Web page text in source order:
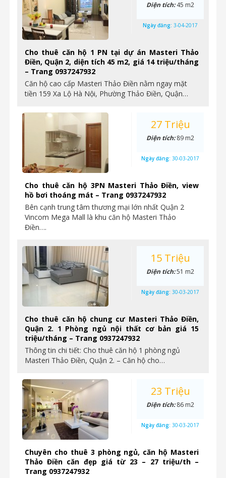
Cho thuê căn hộ 1 PN tại dự án Masteri Thảo
Điền, Quận 2, diện tích 45 m2, giá 14 triệu/tháng
– Trang 0937247932
Căn hộ cao cấp Masteri Thảo Điền nằm ngay mặt
tiền 159 Xa Lộ Hà Nội, Phường Thảo Điền, Quận…
Diện tích:45 m2
Ngày đăng: 3-04-2017
Cho thuê căn hộ 3PN Masteri Thảo Điền, view
hồ bơi thoáng mát – Trang 0937247932
Bên cạnh trung tâm thương mại lớn nhất Quận 2
Vincom Mega Mall là khu căn hộ Masteri Thảo
Điền….
27 Triệu
Diện tích:89 m2
Ngày đăng: 30-03-2017
Cho thuê căn hộ chung cư Masteri Thảo Điền,
Quận 2. 1 Phòng ngủ nội thất cơ bản giá 15
triệu/tháng – Trang 0937247932
Thông tin chi tiết: Cho thuê căn hộ 1 phòng ngủ
Masteri Thảo Điền, Quận 2. – Căn hộ cho…
15 Triệu
Diện tích:51 m2
Ngày đăng: 30-03-2017
Chuyên cho thuê 3 phòng ngủ, căn hộ Masteri
Thảo Điền căn đẹp giá từ 23 – 27 triệu/th –
Trang 0937247932
23 Triệu
Diện tích:86 m2
Ngày đăng: 30-03-2017